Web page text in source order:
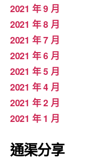
2021 年 9 月
2021 年 8 月
2021 年 7 月
2021 年 6 月
2021 年 5 月
2021 年 4 月
2021 年 2 月
2021 年 1 月
通渠分享